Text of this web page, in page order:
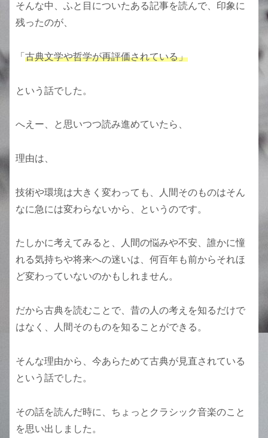
そんな中、ふと目についたある記事を読んで、印象に
残ったのが、
「 古典文学や哲学が再評価されている」
という話でした。
へえー、と思いつつ読み進めていたら、
理由は、
技術や環境は大きく変わっても、人間そのものはそん
なに急には変わらないから、というのです。
たしかに考えてみると、人間の悩みや不安、誰かに憧
れる気持ちや将来への迷いは、何百年も前からそれほ
ど変わっていないのかもしれません。
だから古典を読むことで、昔の人の考えを知るだけで
はなく、人間そのものを知ることができる。
そんな理由から、今あらためて古典が見直されている
という話でした。
その話を読んだ時に、ちょっとクラシック音楽のこと
を思い出しました。